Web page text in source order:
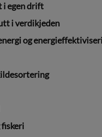
egen drift
i verdikjeden
og